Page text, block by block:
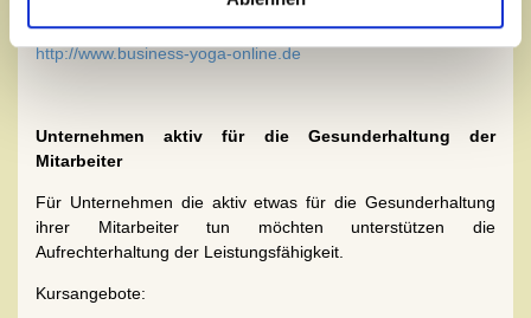
Näheres hier unter Business-Yoga Rhein-Neckar:
http://www.business-yoga-online.de
Unternehmen aktiv für die Gesunderhaltung der
Mitarbeiter
Für Unternehmen die aktiv etwas für die Gesunderhaltung
ihrer Mitarbeiter tun möchten unterstützen die
Aufrechterhaltung der Leistungsfähigkeit.
Kursangebote: